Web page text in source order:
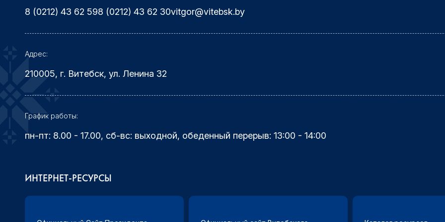
8 (0212) 43 62 598 (0212) 43 62 30vitgor@vitebsk.by
Адрес:
210005, г. Витебск, ул. Ленина 32
График работы:
пн-пт: 8.00 - 17.00, сб-вс: выходной, обеденный перерыв: 13:00 - 14:00
ИНТЕРНЕТ-РЕСУРСЫ